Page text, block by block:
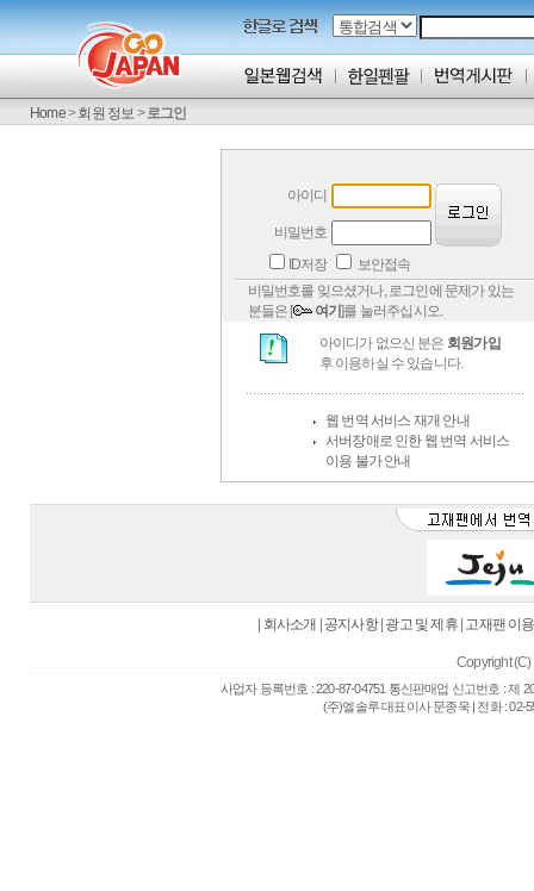
Home>회원 정보 >로그인
아이디
비밀번호
ID저장
보안접속
비밀번호를 잊으셨거나, 로그인에 문제가 있는
분들은 [
여기]를 눌러주십시오.
아이디가 없으신 분은 회원가입
후 이용하실 수 있습니다.
웹 번역 서비스 재개 안내
서버장애로 인한 웹 번역 서비스
이용 불가 안내
회사소개 공지사항| 광고 및 제휴| 고재팬 이
Copyright (C)
사업자 등록번호 : 220-87-04751 통신판매업 신고번호 : 제
(주)엘솔루 대표이사 문종욱 | 전화 : 02-